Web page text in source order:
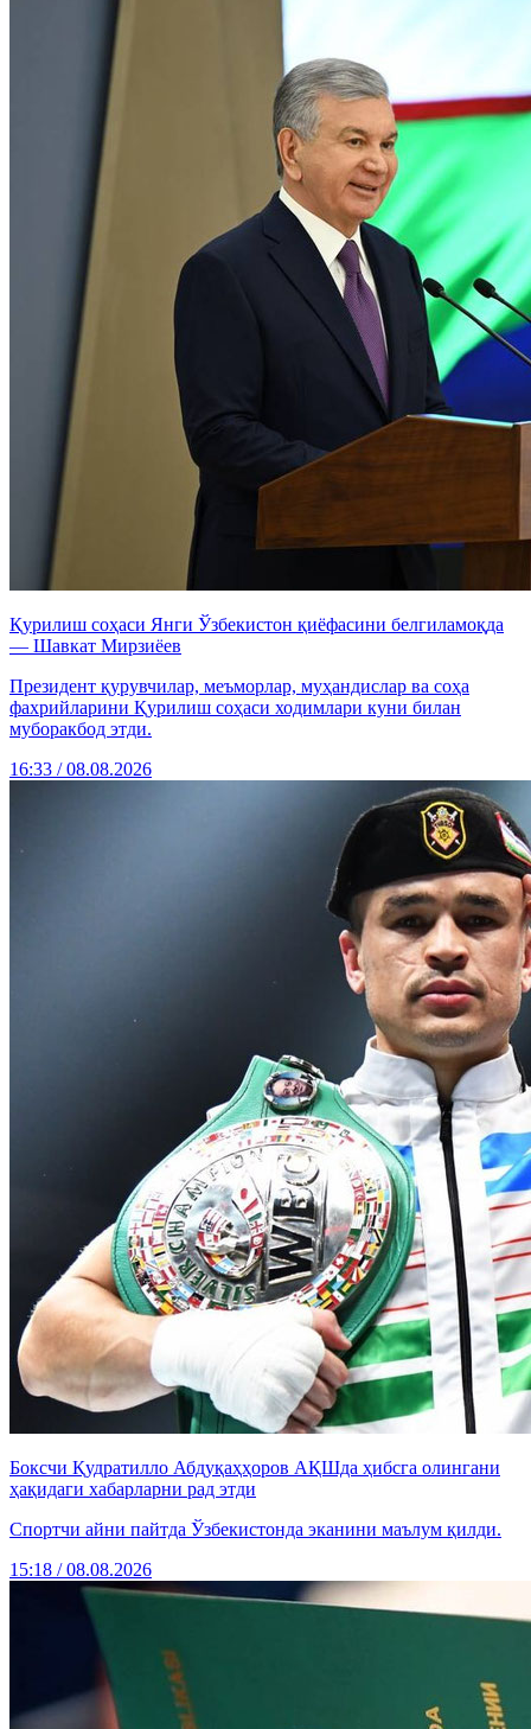
Қурилиш соҳаси Янги Ўзбекистон қиёфасини белгиламоқда
— Шавкат Мирзиёев
Президент қурувчилар, меъморлар, муҳандислар ва соҳа
фахрийларини Қурилиш соҳаси ходимлари куни билан
муборакбод этди.
16:33 / 08.08.2026
Боксчи Қудратилло Абдуқаҳҳоров АҚШда ҳибсга олингани
ҳақидаги хабарларни рад этди
Спортчи айни пайтда Ўзбекистонда эканини маълум қилди.
15:18 / 08.08.2026